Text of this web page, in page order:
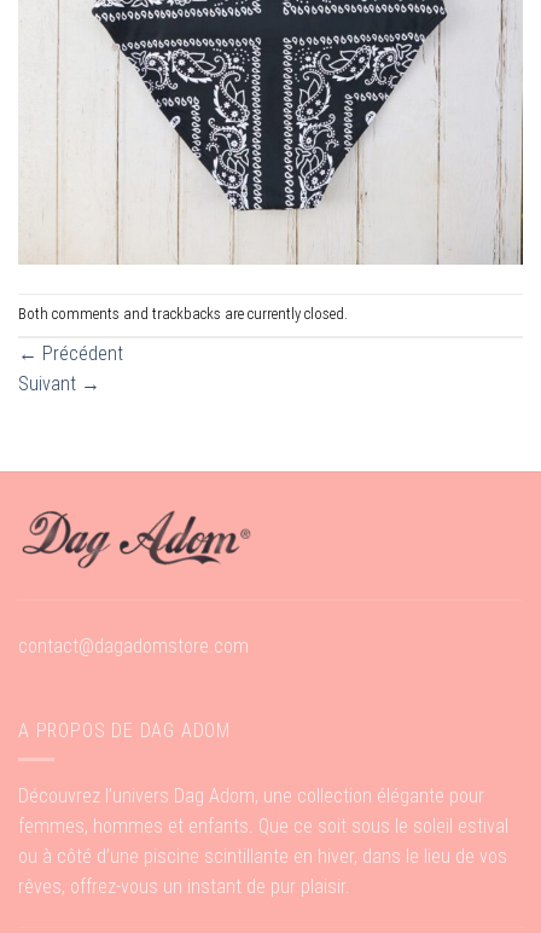
Both comments and trackbacks are currently closed.
← Précédent
Suivant →
contact@dagadomstore.com
A PROPOS DE DAG ADOM
Découvrez l’univers Dag Adom, une collection élégante pour
femmes, hommes et enfants. Que ce soit sous le soleil estival
ou à côté d’une piscine scintillante en hiver, dans le lieu de vos
rêves, offrez-vous un instant de pur plaisir.